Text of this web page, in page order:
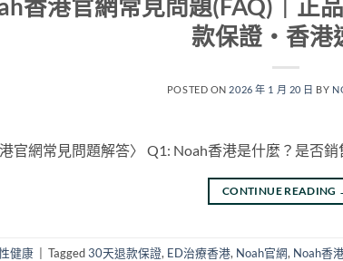
香港官網常見問題(FAQ)｜正
款保證・香港
POSTED ON 2026 年 1 月 20 日 BY
港官網常見問題解答〉 Q1: Noah香港是什麼？是否
CONTINUE READING
健康 Tagged30天退款保證, ED治療香港, Noah官網, Noah香